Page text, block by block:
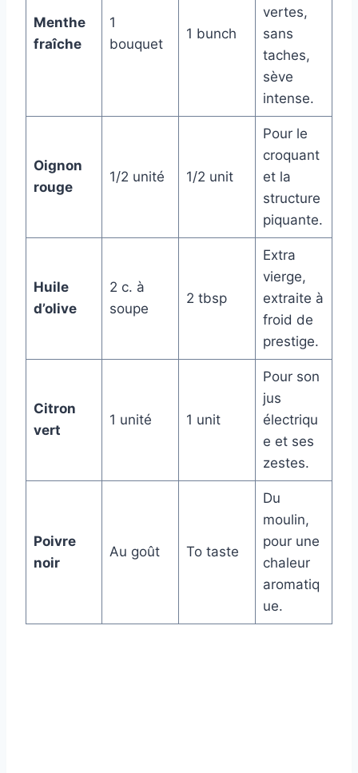
Menthe
fraîche
1
bouquet
1 bunch
vertes,
sans
taches,
sève
intense.
Oignon
rouge
1/2 unité 1/2 unit
Pour le
croquant
et la
structure
piquante.
Huile
d’olive
2 c. à
soupe
2 tbsp
Extra
vierge,
extraite à
froid de
prestige.
Citron
vert
1 unité 1 unit
Pour son
jus
électriqu
e et ses
zestes.
Poivre
noir
Au goût To taste
Du
moulin,
pour une
chaleur
aromatiq
ue.